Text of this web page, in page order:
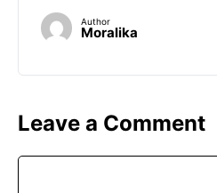
Author
Moralika
Leave a Comment